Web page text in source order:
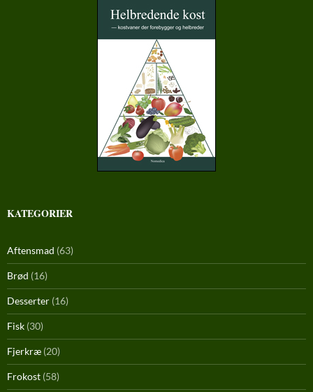
KATEGORIER
Aftensmad (63)
Brød (16)
Desserter (16)
Fisk (30)
Fjerkræ (20)
Frokost (58)